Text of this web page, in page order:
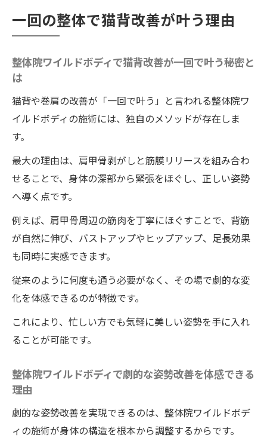
猫背改善に整体院ワイルドボディが最適な
理由を解説
整体院ワイルドボディなら猫背が即効で変
猫背改善に整体院ワイルドボディが選ばれ
る納得の理由
整体院ワイルドボディで巻肩矯正が即効で
実感できる理由
巻肩改善に整体院ワイルドボディの施術が
効果的なメカニズム
整体院ワイルドボディで巻肩がスッキリ整
う体験談紹介
女性が整体院ワイルドボディで巻肩矯正を
選ぶポイント
術で変化する
整体院ワイルドボディだから叶う巻肩改善
の即効性を解説
整体院ワイルドボディの肩甲骨剥がしで姿
勢が美しく変化
一回の整体で猫背改善が叶う理由
整体院ワイルドボディで猫背改善が一回で叶う秘密と
は
猫背や巻肩の改善が「一回で叶う」と言われる整体院ワ
イルドボディの施術には、独自のメソッドが存在しま
す。
最大の理由は、肩甲骨剥がしと筋膜リリースを組み合わ
せることで、身体の深部から緊張をほぐし、正しい姿勢
へ導く点です。
例えば、肩甲骨周辺の筋肉を丁寧にほぐすことで、背筋
が自然に伸び、バストアップやヒップアップ、足長効果
も同時に実感できます。
従来のように何度も通う必要がなく、その場で劇的な変
化を体感できるのが特徴です。
これにより、忙しい方でも気軽に美しい姿勢を手に入れ
ることが可能です。
整体院ワイルドボディで劇的な姿勢改善を体感できる
理由
劇的な姿勢改善を実現できるのは、整体院ワイルドボデ
ィの施術が身体の構造を根本から調整するからです。